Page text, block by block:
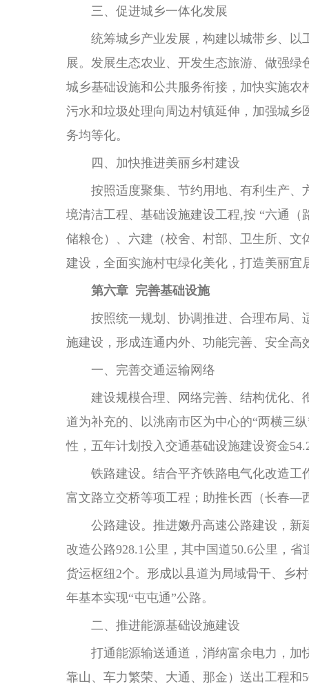
三、促进城乡一体化发展
统筹城乡产业发展，构建以城带乡、
展。发展生态农业、开发生态旅游、做强
城乡基础设施和公共服务衔接，加快实施
污水和垃圾处理向周边村镇延伸，加强城
务均等化。
四、加快推进美丽乡村建设
按照适度聚集、节约用地、有利生产
境清洁工程、基础设施建设工程,按 “六通
储粮仓）、六建（校舍、村部、卫生所、
建设，全面实施村屯绿化美化，打造美丽宜
第六章 完善基础设施
按照统一规划、协调推进、合理布局、
施建设，形成连通内外、功能完善、安全高
一、完善交通运输网络
建设规模合理、网络完善、结构优化
道为补充的、以洮南市区为中心的“两横三
性，五年计划投入交通基础设施建设资金
铁路建设。结合平齐铁路电气化改造工
富文路立交桥等项工程；助推长西（长春—
公路建设。推进嫩丹高速公路建设，新
改造公路928.1公里，其中国道50.6公里，
货运枢纽2个。形成以县道为局域骨干、乡
年基本实现“屯屯通”公路。
二、推进能源基础设施建设
打通能源输送通道，消纳富余电力，
靠山、车力繁荣、大通、那金）送出工程